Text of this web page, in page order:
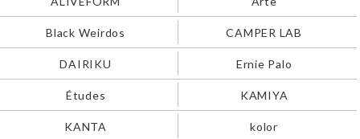
Black Weirdos CAMPER LAB
DAIRIKU Ernie Palo
Études KAMIYA
KANTA kolor